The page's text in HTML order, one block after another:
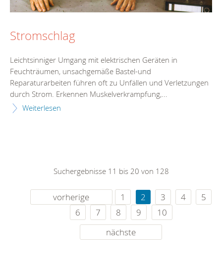
Stromschlag
Leichtsinniger Umgang mit elektrischen Geräten in
Feuchträumen, unsachgemäße Bastel-und
Reparaturarbeiten führen oft zu Unfällen und Verletzungen
durch Strom. Erkennen Muskelverkrampfung,...
Weiterlesen
Suchergebnisse 11 bis 20 von 128
vorherige 1 2 3 4
5
6
7 8 9
10
nächste